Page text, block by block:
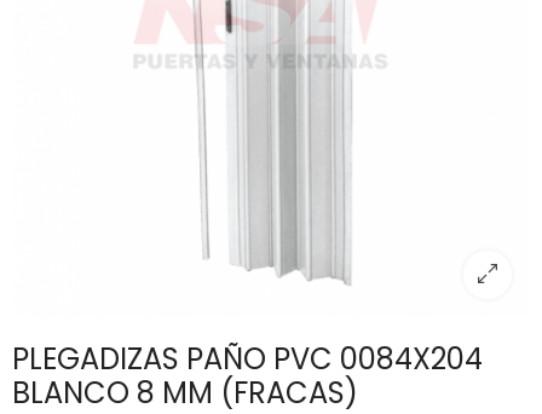
PLEGADIZAS PAÑO PVC 0084X204
BLANCO 8 MM (FRACAS)